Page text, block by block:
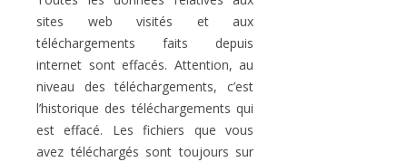
sites web visités et aux
téléchargements faits depuis
internet sont effacés. Attention, au
niveau des téléchargements, c’est
l’historique des téléchargements qui
est effacé. Les fichiers que vous
avez téléchargés sont toujours sur